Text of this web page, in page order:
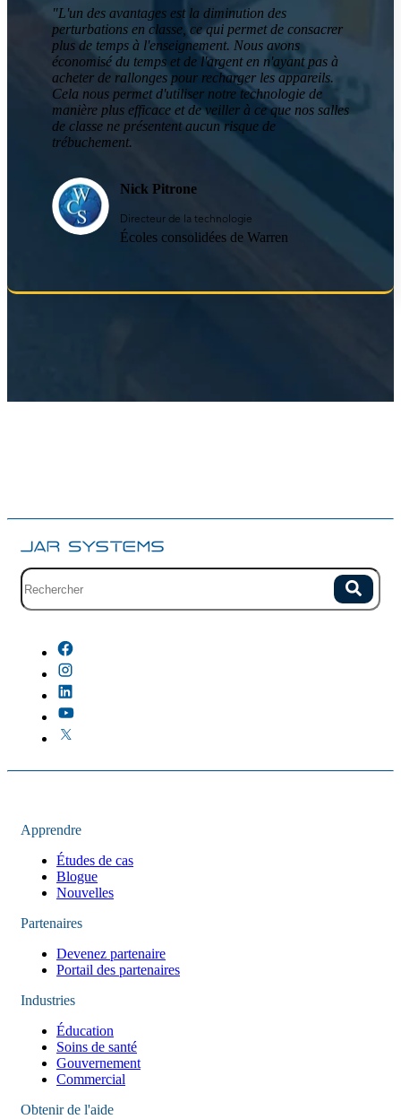
"L'un des avantages est la diminution des
perturbations en classe, ce qui permet de consacrer
plus de temps à l'enseignement. Nous avons
économisé du temps et de l'argent en n'ayant pas à
acheter de rallonges pour recharger les appareils.
Cela nous permet d'utiliser notre technologie de
manière plus efficace et de veiller à ce que nos salles
de classe ne présentent aucun risque de
trébuchement.
Nick Pitrone
Directeur de la technologie
Écoles consolidées de Warren
Champ de recherche avec suggestions.
Apprendre
Études de cas
Blogue
Nouvelles
Partenaires
Devenez partenaire
Portail des partenaires
Industries
Éducation
Soins de santé
Gouvernement
Commercial
Obtenir de l'aide